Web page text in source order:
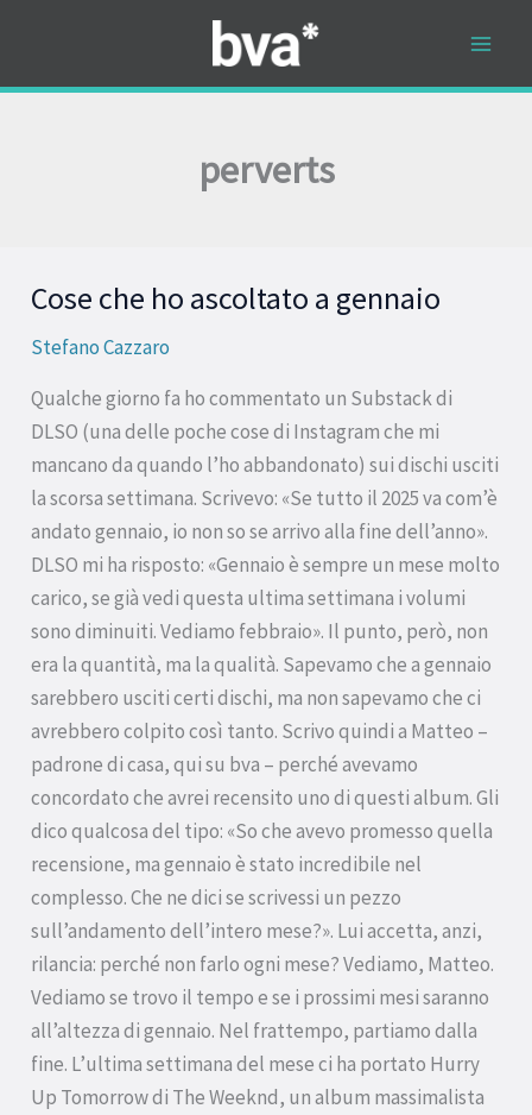
contenuto
perverts
Cose che ho ascoltato a gennaio
Stefano Cazzaro
Qualche giorno fa ho commentato un Substack di
DLSO (una delle poche cose di Instagram che mi
mancano da quando l’ho abbandonato) sui dischi usciti
la scorsa settimana. Scrivevo: «Se tutto il 2025 va com’è
andato gennaio, io non so se arrivo alla fine dell’anno».
DLSO mi ha risposto: «Gennaio è sempre un mese molto
carico, se già vedi questa ultima settimana i volumi
sono diminuiti. Vediamo febbraio». Il punto, però, non
era la quantità, ma la qualità. Sapevamo che a gennaio
sarebbero usciti certi dischi, ma non sapevamo che ci
avrebbero colpito così tanto. Scrivo quindi a Matteo –
padrone di casa, qui su bva – perché avevamo
concordato che avrei recensito uno di questi album. Gli
dico qualcosa del tipo: «So che avevo promesso quella
recensione, ma gennaio è stato incredibile nel
complesso. Che ne dici se scrivessi un pezzo
sull’andamento dell’intero mese?». Lui accetta, anzi,
rilancia: perché non farlo ogni mese? Vediamo, Matteo.
Vediamo se trovo il tempo e se i prossimi mesi saranno
all’altezza di gennaio. Nel frattempo, partiamo dalla
fine. L’ultima settimana del mese ci ha portato Hurry
Up Tomorrow di The Weeknd, un album massimalista
Cose
ho
ascoltato
a
gennaio